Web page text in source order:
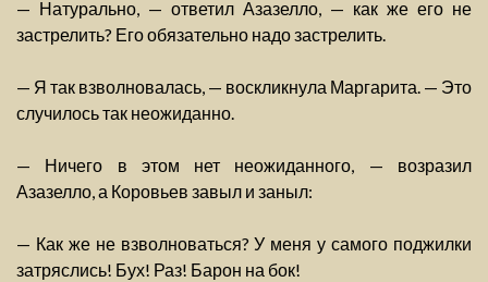
— Натурально, — ответил Азазелло, — как же его не
застрелить? Его обязательно надо застрелить.
— Я так взволновалась, — воскликнула Маргарита. — Это
случилось так неожиданно.
— Ничего в этом нет неожиданного, — возразил
Азазелло, а Коровьев завыл и заныл:
— Как же не взволноваться? У меня у самого поджилки
затряслись! Бух! Раз! Барон на бок!